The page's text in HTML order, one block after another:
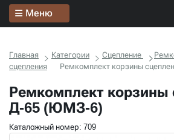
Меню
Главная Категории Сцепление
сцепления
Ремкомплект корзины
Ремкомплект корзины
Д-65 (ЮМЗ-6)
Каталожный номер: 709